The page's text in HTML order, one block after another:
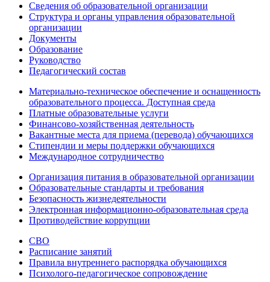
Сведения об образовательной организации
Структура и органы управления образовательной
организации
Документы
Образование
Руководство
Педагогический состав
Материально-техническое обеспечение и оснащенность
образовательного процесса. Доступная среда
Платные образовательные услуги
Финансово-хозяйственная деятельность
Вакантные места для приема (перевода) обучающихся
Стипендии и меры поддержки обучающихся
Международное сотрудничество
Организация питания в образовательной организации
Образовательные стандарты и требования
Безопасность жизнедеятельности
Электронная информационно-образовательная среда
Противодействие коррупции
СВО
Расписание занятий
Правила внутреннего распорядка обучающихся
Психолого-педагогическое сопровождение